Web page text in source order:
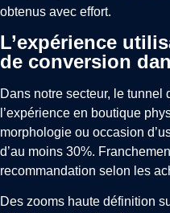
obtenus avec effort.
L’expérience
de conversion
Dans notre secteur, le tunnel
l’expérience en boutique
morphologie ou occasion
d’au moins 30%.
recommandation selon les
Des zooms haute définition